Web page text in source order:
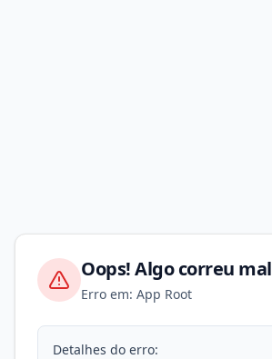
Oops! Algo correu mal
Erro em: App Root
Detalhes do erro: